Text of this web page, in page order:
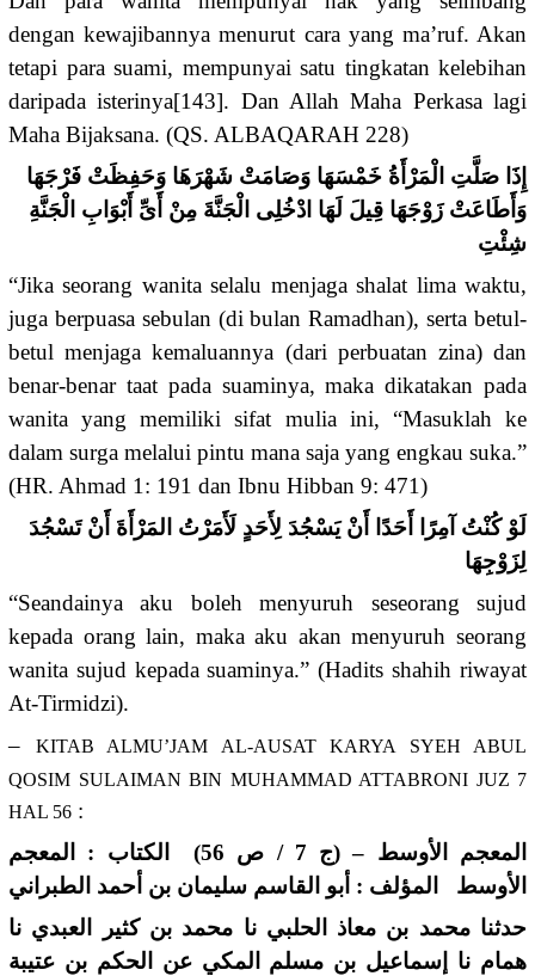
dengan kewajibannya menurut cara yang ma’ruf. Akan
tetapi para suami, mempunyai satu tingkatan kelebihan
daripada isterinya[143]. Dan Allah Maha Perkasa lagi
Maha Bijaksana. (QS. ALBAQARAH 228)
إِذَا صَلَّتِ الْمَرْأَةُ خَمْسَهَا وَصَامَتْ شَهْرَهَا وَحَفِظَتْ فَرْجَهَا
وَأَطَاعَتْ زَوْجَهَا قِيلَ لَهَا ادْخُلِى الْجَنَّةَ مِنْ أَىِّ أَبْوَابِ الْجَنَّةِ
شِئْتِ
“Jika seorang wanita selalu menjaga shalat lima waktu,
juga berpuasa sebulan (di bulan Ramadhan), serta betul-
betul menjaga kemaluannya (dari perbuatan zina) dan
benar-benar taat pada suaminya, maka dikatakan pada
wanita yang memiliki sifat mulia ini, “Masuklah ke
dalam surga melalui pintu mana saja yang engkau suka.”
(HR. Ahmad 1: 191 dan Ibnu Hibban 9: 471)
لَوْ كُنْتُ آمِرًا أَحَدًا أَنْ يَسْجُدَ لِأَحَدٍ لَأَمَرْتُ المَرْأَةَ أَنْ تَسْجُدَ
لِزَوْجِهَا
“Seandainya aku boleh menyuruh seseorang sujud
kepada orang lain, maka aku akan menyuruh seorang
wanita sujud kepada suaminya.” (Hadits shahih riwayat
At-Tirmidzi).
–
KITAB ALMU’JAM AL-AUSAT KARYA SYEH ABUL
QOSIM SULAIMAN BIN MUHAMMAD ATTABRONI JUZ 7
HAL 56 :
المعجم الأوسط – (ج 7 / ص 56) الكتاب : المعجم
الأوسط المؤلف : أبو القاسم سليمان بن أحمد الطبراني
حدثنا محمد بن معاذ الحلبي نا محمد بن كثير العبدي نا
همام نا إسماعيل بن مسلم المكي عن الحكم بن عتيبة